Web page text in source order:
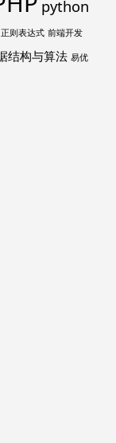
python
则表达式 前端开发
结构与算法 易优